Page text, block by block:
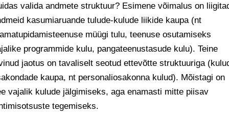
valida andmete struktuur? Esimene võimalus on
kasumiaruande tulude-kulude liikide kaupa (nt
müügi tulu, teenuse osutamiseks
programmide kulu, pangateenustasude kulu). Teine
jaotus on tavaliselt seotud ettevõtte struktuuriga
kaupa, nt personaliosakonna kulud). Mõistagi on
vajalik kulude jälgimiseks, aga enamasti mitte piisav
tegemiseks.